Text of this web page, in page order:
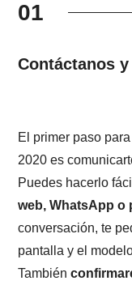
01
Contáctanos
El primer paso
2020 es
Puedes hacerlo
web, WhatsApp o
conversación, te
pantalla y el
También